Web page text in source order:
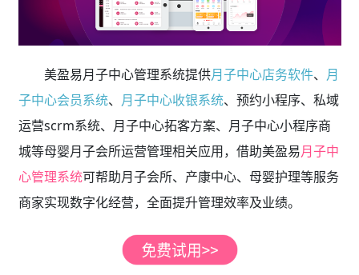
美盈易月子中心管理系统提供月子中心店务软件、 月
子中心会员系统、 月子中心收银系统、预约小程序、私域
运营scrm系统、月子中心拓客方案、月子中心小程序商
城等母婴月子会所运营管理相关应用，借助美盈易月子中
心管理系统可帮助月子会所、产康中心、母婴护理等服务
商家实现数字化经营，全面提升管理效率及业绩。